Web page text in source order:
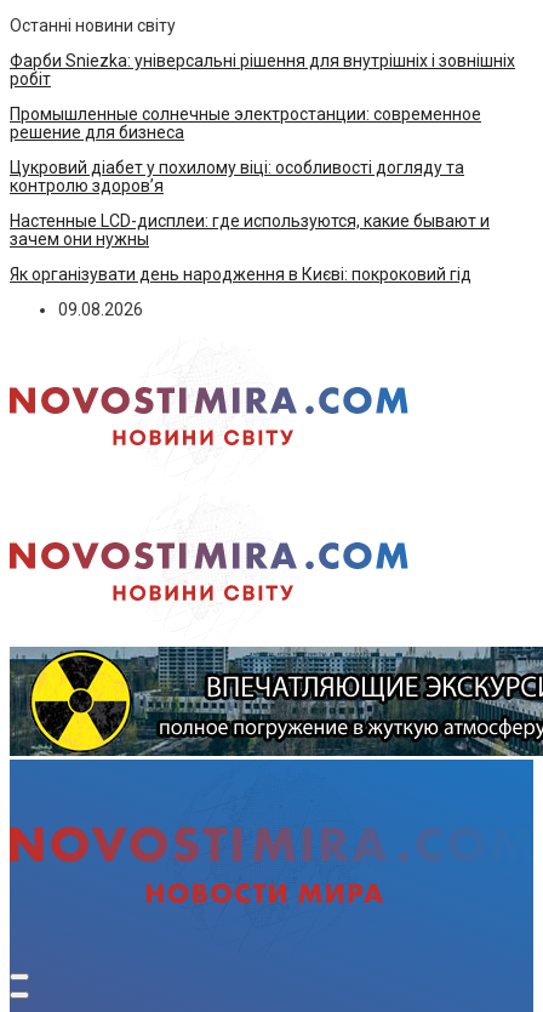
Останні новини світу
Фарби Sniezka: універсальні рішення для внутрішніх і зовнішніх
робіт
Промышленные солнечные электростанции: современное
решение для бизнеса
Цукровий діабет у похилому віці: особливості догляду та
контролю здоров’я
Настенные LCD-дисплеи: где используются, какие бывают и
зачем они нужны
Як організувати день народження в Києві: покроковий гід
09.08.2026